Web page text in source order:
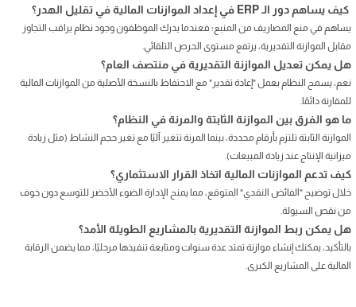
كيف يساهم دور الـ ERP في إعداد الموازنات المالية في تقليل الهدر؟
يساهم في منع المصاريف من المنبع؛ فعندما يدرك الموظفون وجود نظام يراقب التجاوز
مقابل الموازنة التقديرية، يرتفع مستوى الحرص التلقائي.
هل يمكن تعديل الموازنة التقديرية في منتصف العام؟
نعم، يسمح النظام بعمل "إعادة تقدير" مع الاحتفاظ بالنسخة الأصلية من الموازنات المالية
للمقارنة دائمًا.
ما هو الفرق بين الموازنة الثابتة والمرنة في النظام؟
الموازنة الثابتة تلتزم بأرقام محددة، بينما المرنة تتغير آليًا مع تغير حجم النشاط (مثل زيادة
ميزانية الإنتاج عند زيادة المبيعات).
كيف تدعم الموازنات المالية اتخاذ القرار الاستثماري؟
خلال توضيح "الفائض النقدي" المتوقع، مما يمنح الإدارة الضوء الأخضر للتوسع دون خوف
من نقص السيولة.
هل يمكن ربط الموازنة التقديرية بالمشاريع الطويلة الأمد؟
بالتأكيد، يمكنك إنشاء موازنة تمتد عدة سنوات ومتابعة تنفيذها مرحليًا، مما يضمن الرقابة
المالية على المشاريع الكبرى.